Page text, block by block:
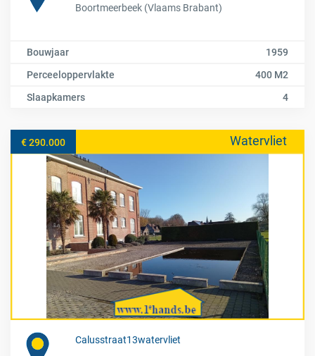
Boortmeerbeek (Vlaams Brabant)
Bouwjaar
1959
Perceeloppervlakte
400 M2
Slaapkamers
4
€ 290.000 Watervliet
Calusstraat13watervliet